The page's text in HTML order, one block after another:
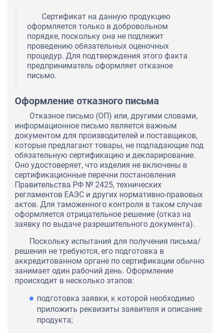
Сертификат на данную продукцию
оформляется только в добровольном
порядке, поскольку она не подлежит
проведению обязательных оценочных
процедур. Для подтверждения этого факта
предприниматель оформляет отказное
письмо.
Оформление отказного письма
Отказное письмо (ОП) или, другими словами,
информационное письмо является важным
документом для производителей и поставщиков,
которые предлагают товары, не подпадающие под
обязательную сертификацию и декларирование.
Оно удостоверяет, что изделия не включены в
сертификационные перечни постановления
Правительства РФ № 2425, технических
регламентов ЕАЭС и других нормативно-правовых
актов. Для таможенного контроля в таком случае
оформляется отрицательное решение (отказ на
заявку по выдаче разрешительного документа).
Поскольку испытания для получения письма/
решения не требуются, его подготовка в
аккредитованном органе по сертификации обычно
занимает один рабочий день. Оформление
происходит в несколько этапов:
подготовка заявки, к которой необходимо
приложить реквизиты заявителя и описание
продукта;